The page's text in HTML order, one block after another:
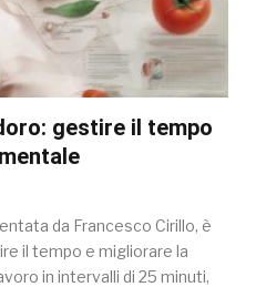
gestire il tempo
da Francesco Cirillo, è
il tempo e migliorare la
in intervalli di 25 minuti,